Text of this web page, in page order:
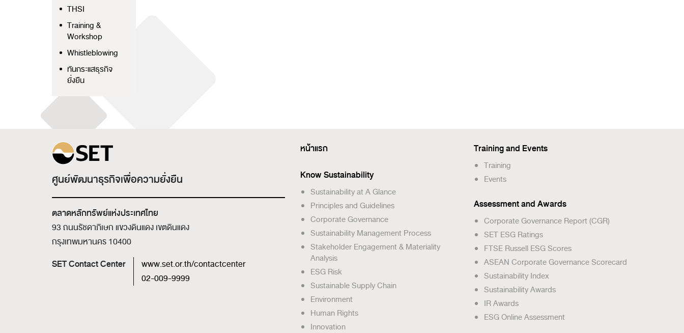
THSI
Training &
Workshop
Whistleblowing
ทันกระแสธุรกิจ
ยั่งยืน
ศูนย์พัฒนาธุรกิจเพื่อความยั่งยืน
ตลาดหลักทรัพย์แห่งประเทศไทย
93 ถนนรัชดาภิเษก แขวงดินแดง เขตดินแดง
กรุงเทพมหานคร 10400
SET Contact Center
www.set.or.th/contactcenter
02-009-9999
หน้าแรก
Know Sustainability
Sustainability at A Glance
Principles and Guidelines
Corporate Governance
Sustainability Management Process
Stakeholder Engagement & Materiality
Analysis
ESG Risk
Sustainable Supply Chain
Environment
Human Rights
Innovation
Training and Events
Training
Events
Assessment and Awards
Corporate Governance Report (CGR)
SET ESG Ratings
FTSE Russell ESG Scores
ASEAN Corporate Governance Scorecard
Sustainability Index
Sustainability Awards
IR Awards
ESG Online Assessment